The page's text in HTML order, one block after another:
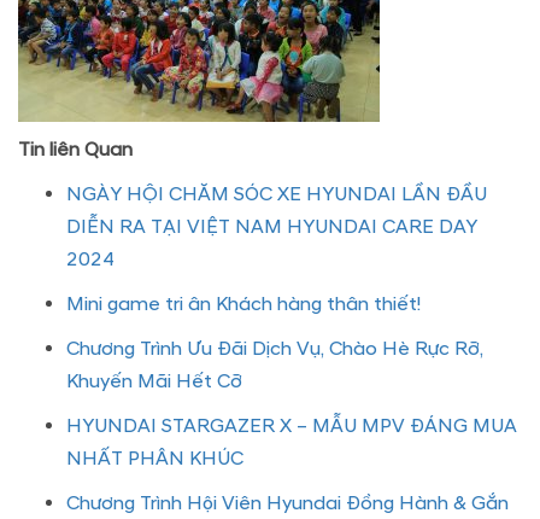
Tin liên Quan
NGÀY HỘI CHĂM SÓC XE HYUNDAI LẦN ĐẦU
DIỄN RA TẠI VIỆT NAM HYUNDAI CARE DAY
2024
Mini game tri ân Khách hàng thân thiết!
Chương Trình Ưu Đãi Dịch Vụ, Chào Hè Rực Rỡ,
Khuyến Mãi Hết Cỡ
HYUNDAI STARGAZER X – MẪU MPV ĐÁNG MUA
NHẤT PHÂN KHÚC
Chương Trình Hội Viên Hyundai Đồng Hành & Gắn